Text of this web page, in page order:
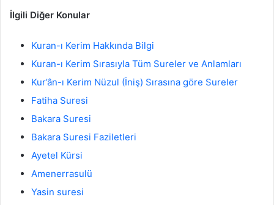
İlgili Diğer Konular
Kuran-ı Kerim Hakkında Bilgi
Kuran-ı Kerim Sırasıyla Tüm Sureler ve Anlamları
Kur’ân-ı Kerim Nüzul (İniş) Sırasına göre Sureler
Fatiha Suresi
Bakara Suresi
Bakara Suresi Faziletleri
Ayetel Kürsi
Amenerrasulü
Yasin suresi